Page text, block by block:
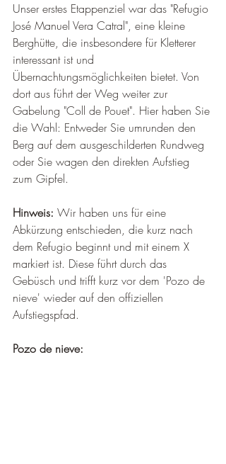
Unser erstes Etappenziel war das "Refugio
José Manuel Vera Catral", eine kleine
Berghütte, die insbesondere für Kletterer
interessant ist und
Übernachtungsmöglichkeiten bietet. Von
dort aus führt der Weg weiter zur
Gabelung "Coll de Pouet". Hier haben Sie
die Wahl: Entweder Sie umrunden den
Berg auf dem ausgeschilderten Rundweg
oder Sie wagen den direkten Aufstieg
zum Gipfel.
Hinweis: Wir haben uns für eine
Abkürzung entschieden, die kurz nach
dem Refugio beginnt und mit einem X
markiert ist. Diese führt durch das
Gebüsch und trifft kurz vor dem 'Pozo de
nieve' wieder auf den offiziellen
Aufstiegspfad.
Pozo de nieve: